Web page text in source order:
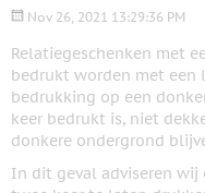
Nov 26, 2021 13:29:36 PM
Relatiegeschenken met
bedrukt worden met een
bedrukking op een
keer bedrukt is, niet
donkere ondergrond
In dit geval adviseren